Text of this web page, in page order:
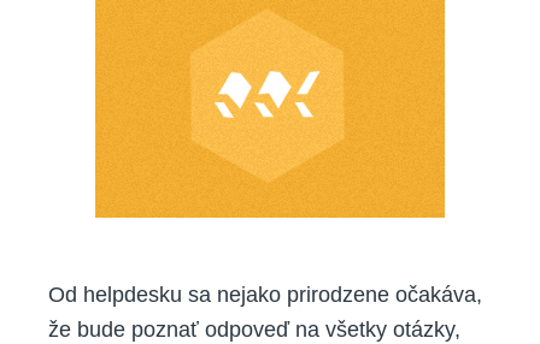
superhrdina
Od helpdesku sa nejako prirodzene očakáva,
že bude poznať odpoveď na všetky otázky,